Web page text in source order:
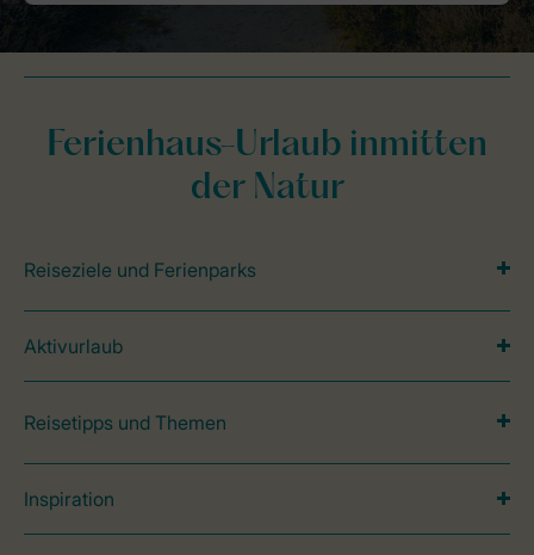
Ferienhaus-Urlaub inmitten
der Natur
Reiseziele und Ferienparks
Aktivurlaub
Reisetipps und Themen
Inspiration